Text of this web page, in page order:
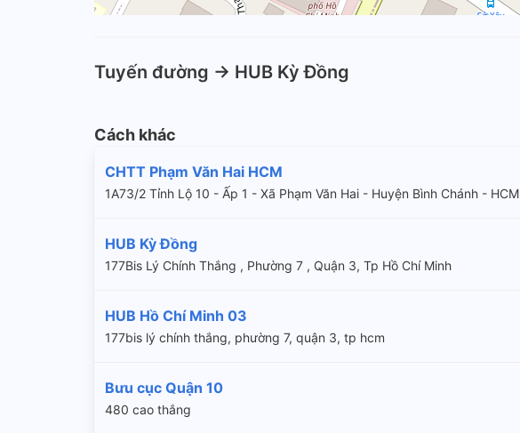
Tuyến đường -> HUB Kỳ Đồng
Cách khác
CHTT Phạm Văn Hai HCM
1A73/2 Tỉnh Lộ 10 - Ấp 1 - Xã Phạm Văn Hai - Huyện Bình Chánh - HCM
HUB Kỳ Đồng
177Bis Lý Chính Thắng , Phường 7 , Quận 3, Tp Hồ Chí Minh
HUB Hồ Chí Minh 03
177bis lý chính thắng, phường 7, quận 3, tp hcm
Bưu cục Quận 10
480 cao thắng